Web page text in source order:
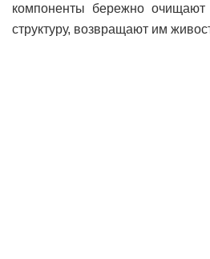
компоненты бережно
структуру, возвращают им